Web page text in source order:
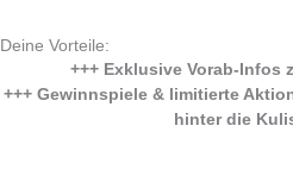
Deine Vorteile:
+++ Exklusive Vorab-Infos
+++ Gewinnspiele & limitierte
hinter die